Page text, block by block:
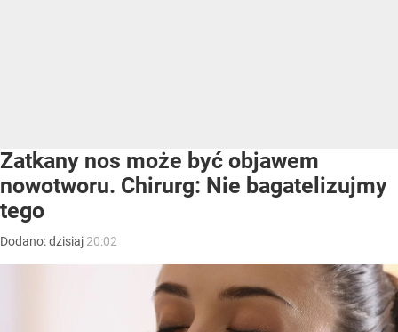
Zatkany nos może być objawem
nowotworu. Chirurg: Nie bagatelizujmy
tego
Dodano:dzisiaj 20:02